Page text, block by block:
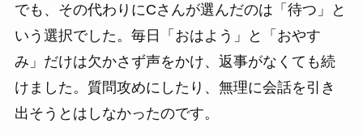
でも、その代わりにCさんが選んだのは「待つ」と
いう選択でした。毎日「おはよう」と「おやす
み」だけは欠かさず声をかけ、返事がなくても続
けました。質問攻めにしたり、無理に会話を引き
出そうとはしなかったのです。